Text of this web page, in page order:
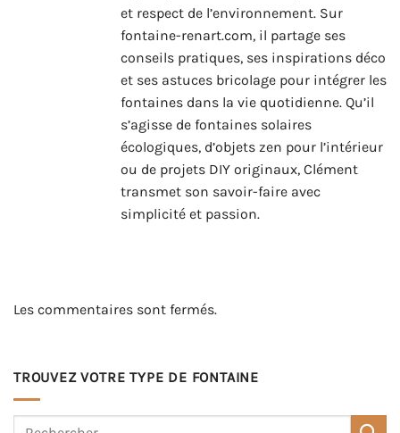
et respect de l’environnement. Sur
fontaine-renart.com, il partage ses
conseils pratiques, ses inspirations déco
et ses astuces bricolage pour intégrer les
fontaines dans la vie quotidienne. Qu’il
s’agisse de fontaines solaires
écologiques, d’objets zen pour l’intérieur
ou de projets DIY originaux, Clément
transmet son savoir-faire avec
simplicité et passion.
Les commentaires sont fermés.
TROUVEZ VOTRE TYPE DE FONTAINE